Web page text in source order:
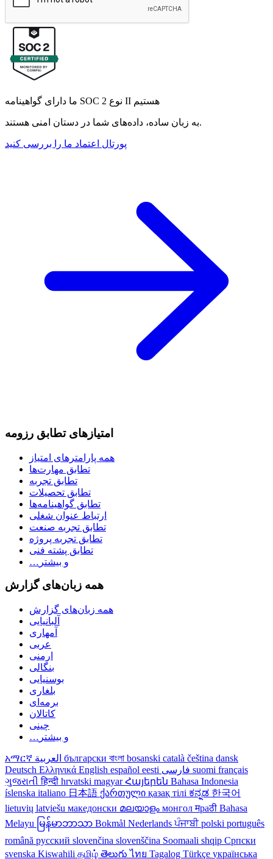
ما دارای گواهینامه SOC 2 نوع II هستیم
به زبان ساده، داده‌های شما در دستان امنی هستند.
پورتال اعتماد ما را بررسی کنید
امتیازهای تطابق رزومه
همه پارامترهای امتیاز
تطابق مهارت‌ها
تطابق تجربه
تطابق تحصیلات
تطابق گواهینامه‌ها
ارتباط عنوان شغلی
تطابق تجربه صنعت
تطابق تجربه پروژه
تطابق پشته فنی
…و بیشتر
همه زبان‌های گزارش
همه زبان‌های گزارش
آلبانیایی
آمهاری
عربی
ارمنی
بنگالی
بوسنیایی
بلغاری
برمه‌ای
کاتالان
چینی
…و بیشتر
አማርኛ български বাংলা bosanski català čeština dansk
Deutsch Ελληνικά English español eesti suomi français
ગુજરાતીहिन्दी hrvatski magyarՀայերեն Bahasa Indonesia
íslenska italiano 日本語 ქართული қазақ тілі ಕನ್ನಡ 한국어
lietuvių latviešu македонски മലയാളം монголमраठी Bahasa
Melayu မြန်မာဘာသာ Bokmål Nederlandsਪੰਜਾਬੀpolski português
română русский slovenčina slovenščina Soomaali shqip Српски
svenska Kiswahili தமிழ் తెలుగుไทย Tagalog Türkçe українська